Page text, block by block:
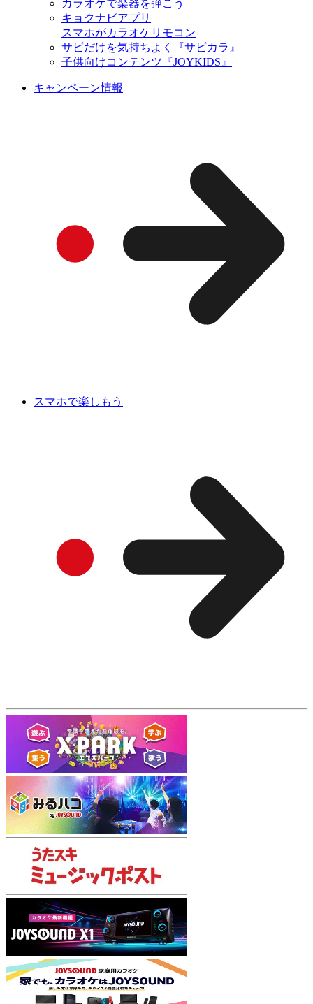
カラオケで楽器を弾こう
キョクナビアプリ
スマホがカラオケリモコン
サビだけを気持ちよく『サビカラ』
子供向けコンテンツ『JOYKIDS』
キャンペーン情報
スマホで楽しもう